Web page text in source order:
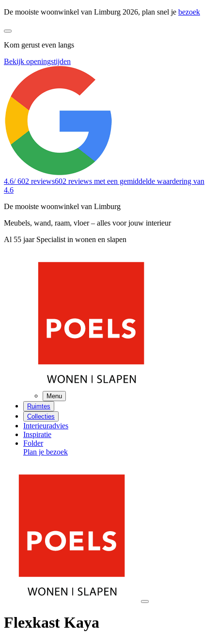
De mooiste woonwinkel van Limburg 2026, plan snel je bezoek
Kom gerust even langs
Bekijk openingstijden
4.6/ 602 reviews602 reviews met een gemiddelde waardering van
4.6
De mooiste woonwinkel van Limburg
Meubels, wand, raam, vloer – alles voor jouw interieur
Al 55 jaar Specialist in wonen en slapen
Menu
Ruimtes
Collecties
Interieuradvies
Inspiratie
Folder
Plan je bezoek
Flexkast Kaya